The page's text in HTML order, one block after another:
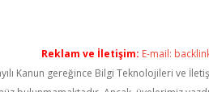
Reklam ve İletişim: E-mail:
Kanun gereğince Bilgi Teknolojileri ve